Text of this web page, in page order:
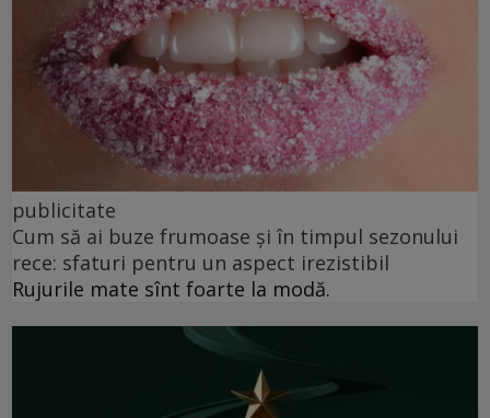
publicitate
Cum să ai buze frumoase şi în timpul sezonului
rece: sfaturi pentru un aspect irezistibil
Rujurile mate sînt foarte la modă.